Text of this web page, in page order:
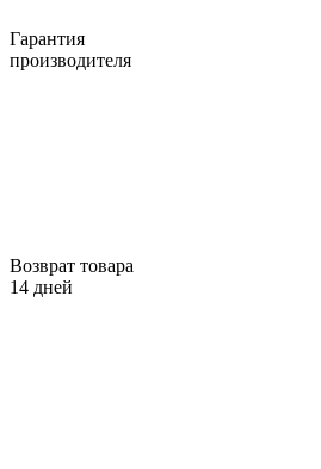
Гарантия
производителя
Возврат товара
14 дней